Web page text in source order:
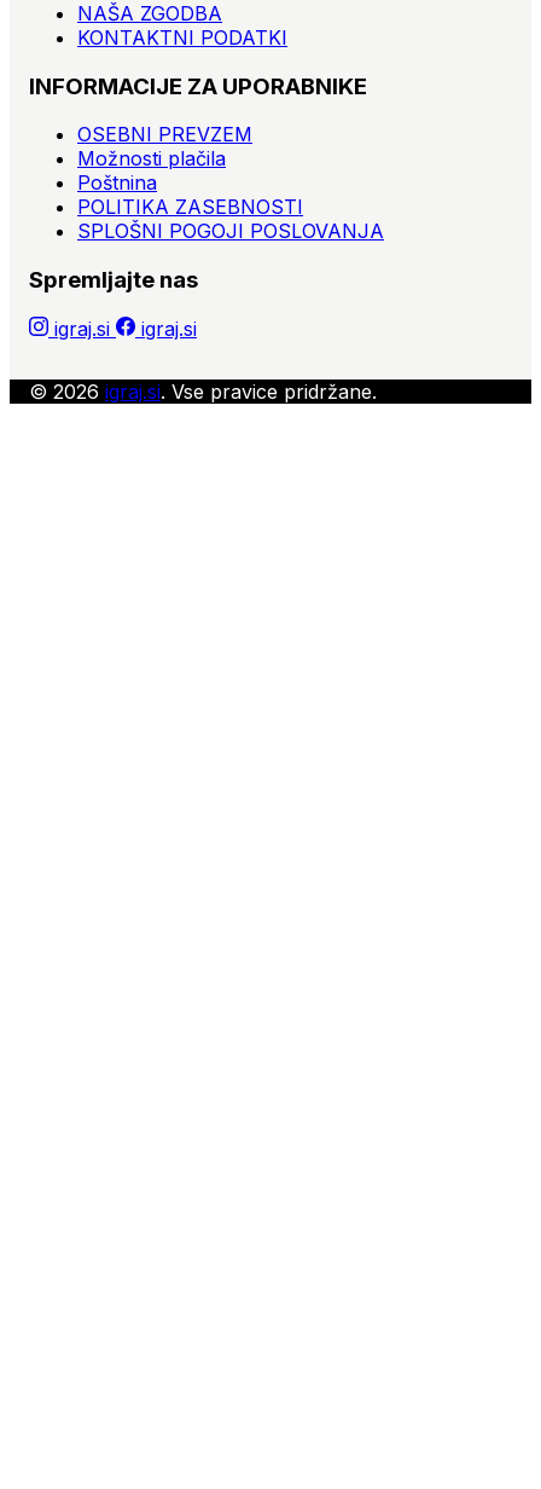
NAŠA ZGODBA
KONTAKTNI PODATKI
INFORMACIJE ZA UPORABNIKE
OSEBNI PREVZEM
Možnosti plačila
Poštnina
POLITIKA ZASEBNOSTI
SPLOŠNI POGOJI POSLOVANJA
Spremljajte nas
igraj.si igraj.si
© 2026 igraj.si. Vse pravice pridržane.